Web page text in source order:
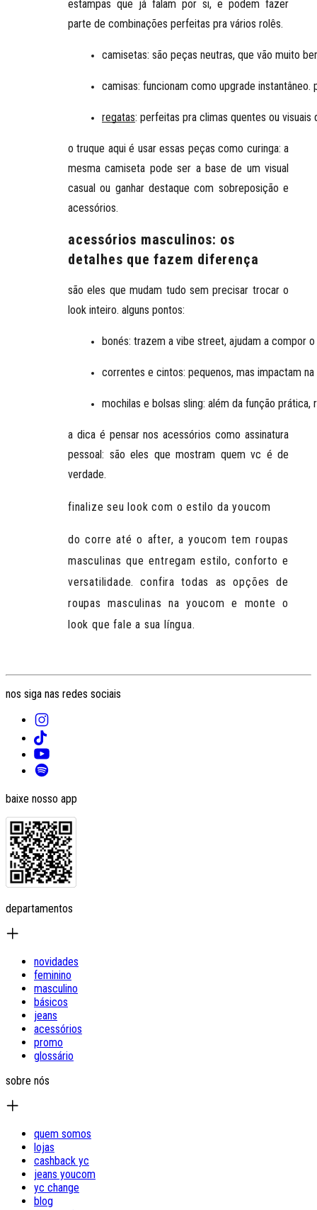
estampas que já falam por si, e podem fazer
parte de combinações perfeitas pra vários rolês.
camisetas: são peças neutras, que vão muito
camisas: funcionam como upgrade
regatas: perfeitas pra climas quentes ou
o truque aqui é usar essas peças como curinga: a
mesma camiseta pode ser a base de um visual
casual ou ganhar destaque com sobreposição e
acessórios.
acessórios masculinos: os
detalhes que fazem diferença
são eles que mudam tudo sem precisar trocar o
look inteiro. alguns pontos:
bonés: trazem a vibe street, ajudam a compor
correntes e cintos: pequenos, mas impactam
mochilas e bolsas sling: além da função prática,
a dica é pensar nos acessórios como assinatura
pessoal: são eles que mostram quem vc é de
verdade.
finalize seu look com o estilo da youcom
do corre até o after, a youcom tem roupas
masculinas que entregam estilo, conforto e
versatilidade. confira todas as opções de
roupas masculinas na youcom e monte o
look que fale a sua língua.
nos siga nas redes sociais
baixe nosso app
departamentos
novidades
feminino
masculino
básicos
jeans
acessórios
promo
glossário
sobre nós
quem somos
lojas
cashback yc
jeans youcom
yc change
blog